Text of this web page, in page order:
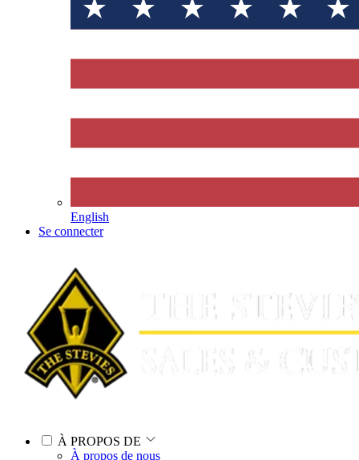
English
Se connecter
À PROPOS DE
À propos de nous